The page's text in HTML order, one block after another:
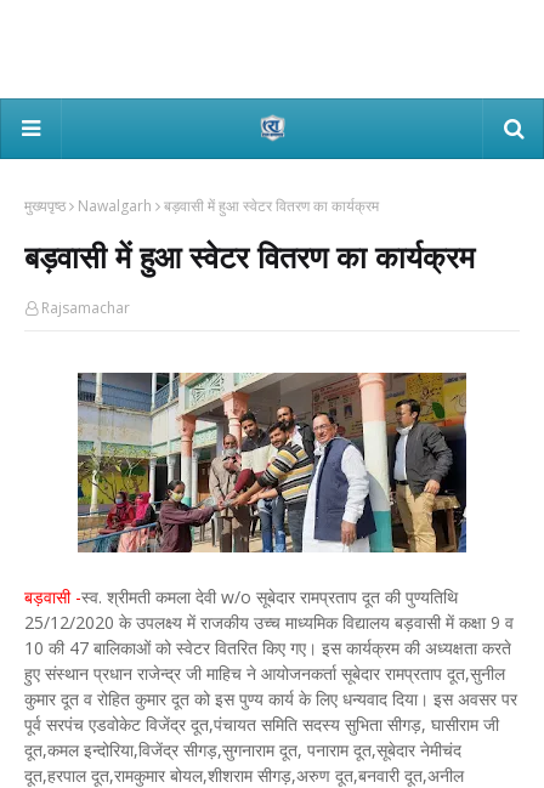
मुख्यपृष्ठ Nawalgarh बड़वासी में हुआ स्वेटर वितरण का कार्यक्रम
बड़वासी में हुआ स्वेटर वितरण का कार्यक्रम
Rajsamachar
बड़वासी -स्व. श्रीमती कमला देवी w/o सूबेदार रामप्रताप दूत की पुण्यतिथि
25/12/2020 के उपलक्ष्य में राजकीय उच्च माध्यमिक विद्यालय बड़वासी में कक्षा 9 व
10 की 47 बालिकाओं को स्वेटर वितरित किए गए। इस कार्यक्रम की अध्यक्षता करते
हुए संस्थान प्रधान राजेन्द्र जी माहिच ने आयोजनकर्ता सूबेदार रामप्रताप दूत,सुनील
कुमार दूत व रोहित कुमार दूत को इस पुण्य कार्य के लिए धन्यवाद दिया। इस अवसर पर
पूर्व सरपंच एडवोकेट विजेंद्र दूत,पंचायत समिति सदस्य सुभिता सीगड़, घासीराम जी
दूत,कमल इन्दोरिया,विजेंद्र सीगड़,सुगनाराम दूत, पनाराम दूत,सूबेदार नेमीचंद
दूत,हरपाल दूत,रामकुमार बोयल,शीशराम सीगड़,अरुण दूत,बनवारी दूत,अनील